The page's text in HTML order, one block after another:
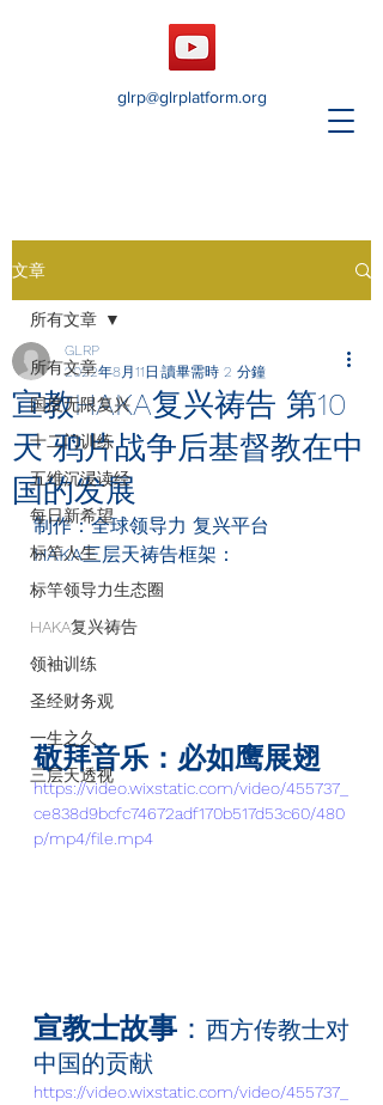
glrp@glrplatform.org
文章
所有文章
国度无限复兴
十二门训练
五维沉浸读经
每日新希望
标竿人生
标竿领导力生态圈
HAKA复兴祷告
领袖训练
圣经财务观
一生之久
三层天透视
所有文章
宣教HAKA复兴祷告 第10
天 鸦片战争后基督教在中
国的发展
GLRP
2022年8月11日 讀畢需時 2 分鐘
制作：全球领导力 复兴平台
HAKA三层天祷告框架：
敬拜音乐：必如鹰展翅
https://video.wixstatic.com/video/455737_
ce838d9bcfc74672adf170b517d53c60/480
p/mp4/file.mp4
宣教士故事 ： 西方传教士对
中国的贡献
https://video.wixstatic.com/video/455737_